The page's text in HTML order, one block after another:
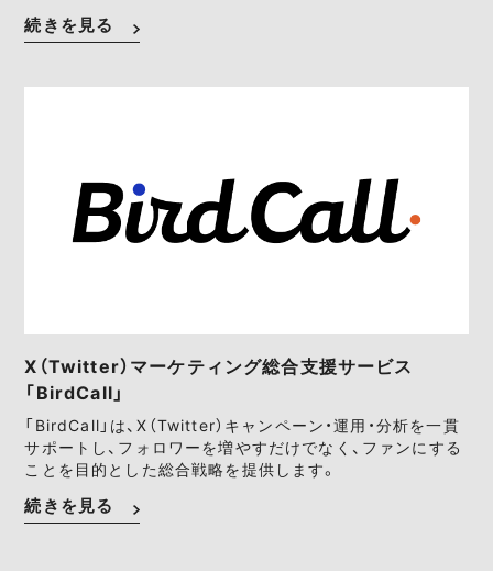
続きを見る
X（Twitter）マーケティング総合支援サービス
「BirdCall」
「BirdCall」は、X（Twitter）キャンペーン・運用・分析を一貫
サポートし、フォロワーを増やすだけでなく、ファンにする
ことを目的とした総合戦略を提供します。
続きを見る